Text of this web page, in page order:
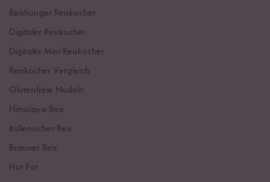
Reishunger Reiskocher
Digitaler Reiskocher
Digitaler Mini Reiskocher
Reiskocher Vergleich
Glutenfreie Nudeln
Himalaya Reis
Italienischer Reis
Brauner Reis
Hot Pot